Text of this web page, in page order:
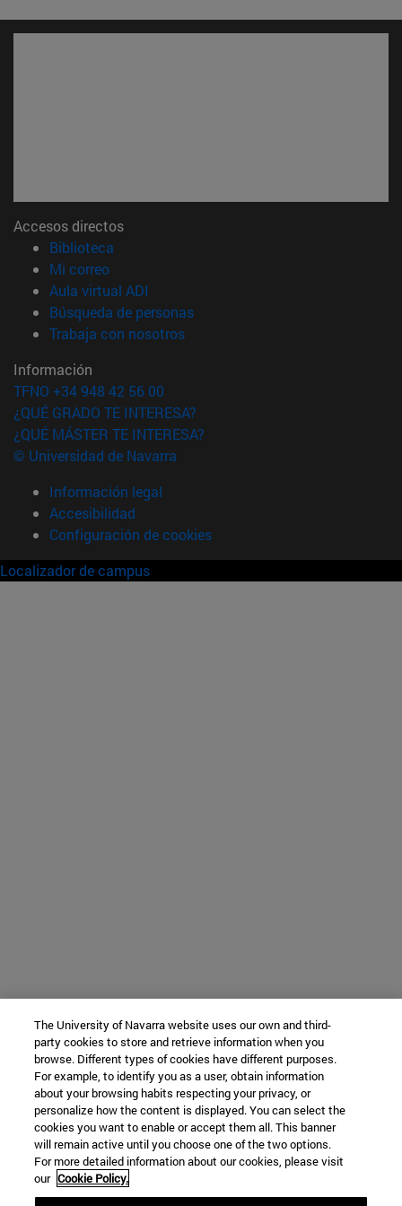
Accesos directos
Biblioteca
Mi correo(abre en nueva ventana)
Aula virtual ADI
Búsqueda de personas(abre en nueva ventana)
Trabaja con nosotros(abre en nueva ventana)
Información
TFNO +34 948 42 56 00
¿QUÉ GRADO TE INTERESA?
¿QUÉ MÁSTER TE INTERESA?
© Universidad de Navarra
Información legal
Accesibilidad
Configuración de cookies
Localizador de campus
The University of Navarra website uses our own and third-
party cookies to store and retrieve information when you
browse. Different types of cookies have different purposes.
For example, to identify you as a user, obtain information
about your browsing habits respecting your privacy, or
personalize how the content is displayed. You can select the
cookies you want to enable or accept them all. This banner
will remain active until you choose one of the two options.
For more detailed information about our cookies, please visit
our Cookie Policy.